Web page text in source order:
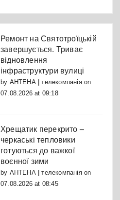
Ремонт на Святотроїцькій
завершується. Триває
відновлення
інфраструктури вулиці
by АНТЕНА | телекомпаніяon
07.08.2026 at 09:18
Хрещатик перекрито –
черкаські тепловики
готуються до важкої
воєнної зими
by АНТЕНА | телекомпаніяon
07.08.2026 at 08:45